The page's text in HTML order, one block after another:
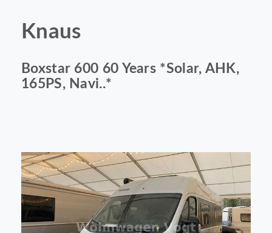
Knaus
Boxstar 600 60 Years *Solar, AHK,
165PS, Navi..*